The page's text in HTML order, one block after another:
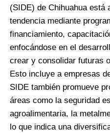
(SIDE) de Chihuahua está
tendencia mediante
financiamiento,
enfocándose en el
crear y consolidar futuras
Esto incluye a empresas
SIDE también promueve
áreas como la seguridad
agroalimentaria, la
lo que indica una